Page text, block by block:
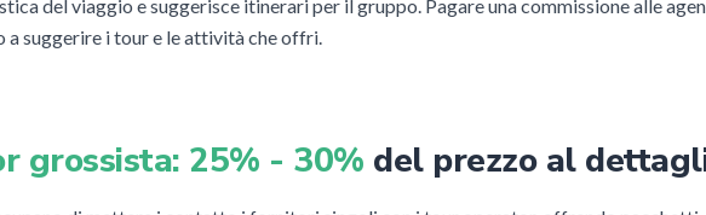
del viaggio e suggerisce itinerari per il gruppo. Pagare una commissione alle
suggerire i tour e le attività che offri.
grossista: 25% - 30% del prezzo al